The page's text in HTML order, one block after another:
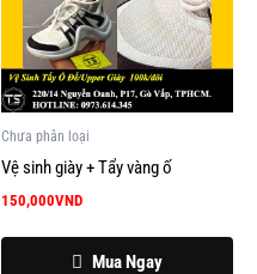
Chưa phân loại
Vệ sinh giày + Tẩy vàng ố
150,000VND
Mua Ngay